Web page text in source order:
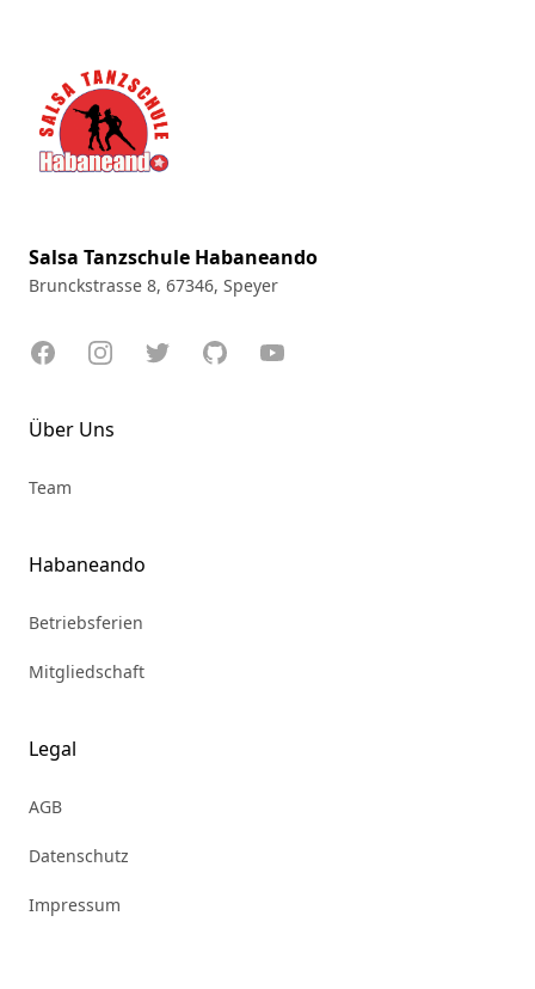
Salsa Tanzschule Habaneando
Brunckstrasse 8, 67346, Speyer
FacebookInstagramTwitterGitHubYouTube
Über Uns
Team
Habaneando
Betriebsferien
Mitgliedschaft
Legal
AGB
Datenschutz
Impressum